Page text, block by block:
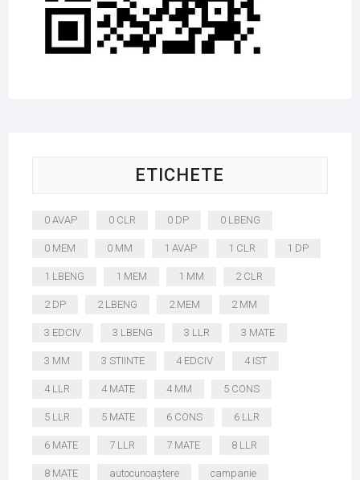
ETICHETE
0 AVAP 0 CLR 0 DP 0 LBENG
0 MEM 0 MM 1 AVAP 1 CLR 1 DP
1 LBENG 1 MEM 1 MM 2 CLR
2 DP 2 LBENG 2 MEM 2 MM
3 EDCIV 3 LBENG 3 LLR 3 MATE
3 MM 3 STIINTE 4 EDCIV 4 IST
4 LLR 4 MATE 4 MM 5 CONS
5 LLR 5 MATE 6 CONS 6 LLR
6 MATE 7 LLR 7 MATE 8 LLR
8 MATE autocunoaștere campanie